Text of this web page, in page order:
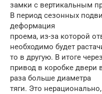
замки с вертикальным
В период сезонных
деформация
проема, из-за которой
необходимо будет
то в другую. В итоге
привод в коробке двери
раза больше диаметра
тяги. Это